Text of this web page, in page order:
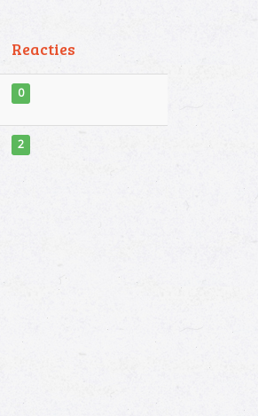
Reacties
0
2